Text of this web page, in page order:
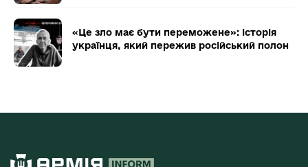
«Це зло має бути переможене»: історія
українця, який пережив російський полон